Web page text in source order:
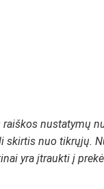
nustatymų
skirtis nuo tikrųjų.
yra įtraukti į